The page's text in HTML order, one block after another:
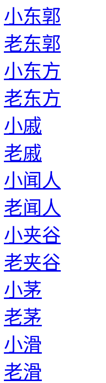
小东郭
老东郭
小东方
老东方
小戚
老戚
小闻人
老闻人
小夹谷
老夹谷
小茅
老茅
小滑
老滑